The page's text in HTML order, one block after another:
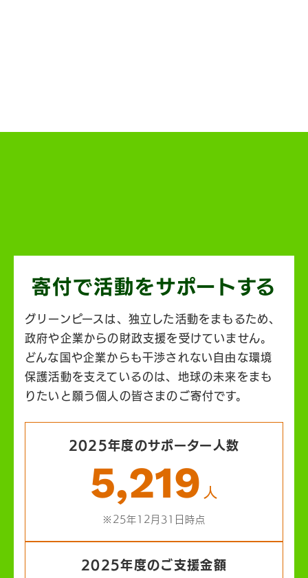
寄付で活動をサポートする
グリーンピースは、独立した活動をまもるため、
政府や企業からの財政支援を受けていません。
どんな国や企業からも干渉されない自由な環境
保護活動を支えているのは、地球の未来をまも
りたいと願う個人の皆さまのご寄付です。
2025年度のサポーター人数
5,219 人
※25年12月31日時点
2025年度のご支援金額